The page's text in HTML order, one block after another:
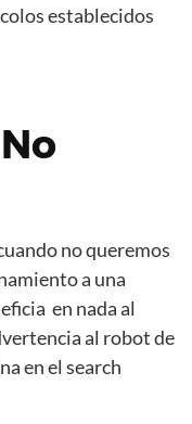
establecidos
no queremos
a una
en nada al
al robot de
en el search